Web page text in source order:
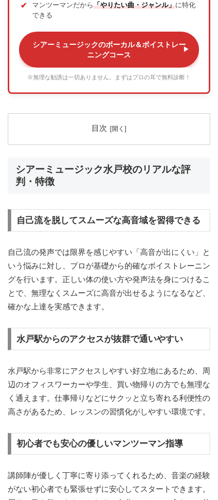
マンツーマンだから「やりたい曲・ジャンル」に特化
できる
シアーミュージックのボーカル＆ボイストレー
ニングコース
※無理な勧誘は一切ありません。まずはプロの耳で無料診断！
目次
シアーミュージック水戸校のリアルな評
判・特徴
自己流を脱してスムーズな高音域を習得できる
自己流の発声では限界を感じやすい「高音が出にくい」と
いう悩みに対し、プロが基礎から的確なボイストレーニン
グを行います。正しい体の使い方や発声法を身につけるこ
とで、無理なくスムーズに高音が出せるようになるなど、
確かな上達を実感できます。
水戸駅からのアクセスが抜群で通いやすい
水戸駅から非常にアクセスしやすい好立地にあるため、周
辺のオフィスワーカーや学生、買い物帰りの方でも無理な
く通えます。仕事帰りなどにサクッと立ち寄れる利便性の
高さがあるため、レッスンの習慣化がしやすい環境です。
初心者でも安心の優しいマンツーマン指導
講師陣が優しく丁寧に寄り添ってくれるため、音楽の経験
がない初心者でも緊張せずに安心してスタートできます。